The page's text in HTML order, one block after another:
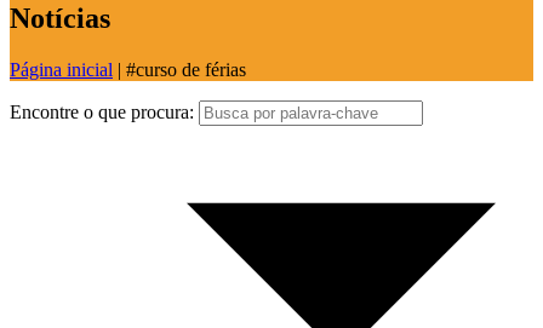
Notícias
Página inicial | #curso de férias
Encontre o que procura: